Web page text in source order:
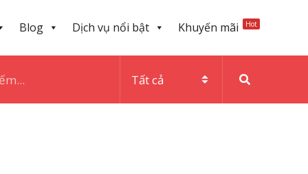
Blog Dịch vụ nổi bật Khuyến mãi Hot